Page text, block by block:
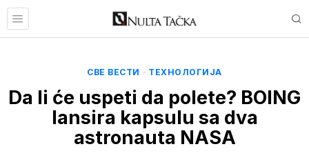
СВЕ ВЕСТИ · ТЕХНОЛОГИЈА
Da li će uspeti da polete? BOING
lansira kapsulu sa dva
astronauta NASA